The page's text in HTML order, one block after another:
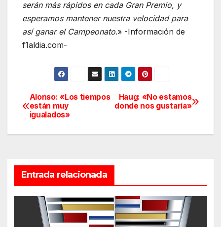
serán más rápidos en cada Gran Premio, y
esperamos mantener nuestra velocidad para
así ganar el Campeonato.» -Información de
f1aldia.com-
Navegación
de
Haug: «No estamos
donde nos gustaría»
Alonso: «Los tiempos
están muy
igualados»
Entrada relacionada